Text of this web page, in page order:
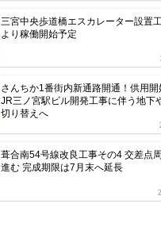
三宮中央歩道橋エスカレーター設置
より稼働開始予定
さんちか1番街内新通路開通！供用開
JR三ノ宮駅ビル開発工事に伴う地下
切り替えへ
葺合南54号線改良工事その4 交差点
進む 完成期限は7月末へ延長